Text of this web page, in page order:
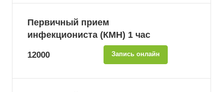
Первичный прием
инфекциониста (КМН) 1 час
12000 Запись онлайн